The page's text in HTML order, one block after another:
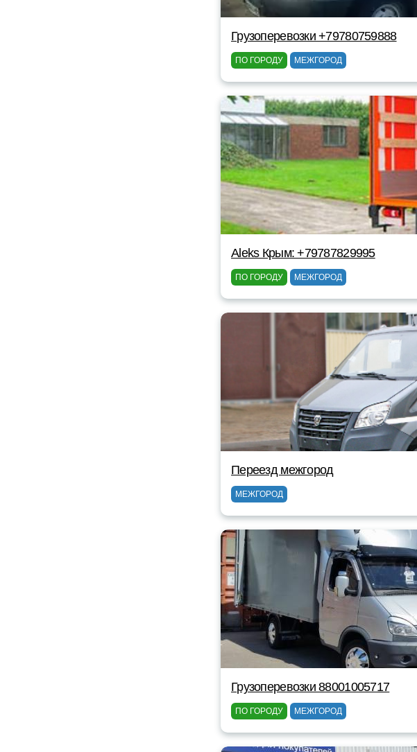
Грузоперевозки +79780759888
ПО ГОРОДУ МЕЖГОРОД
Aleks Крым: +79787829995
ПО ГОРОДУ МЕЖГОРОД
Переезд межгород
МЕЖГОРОД
Грузоперевозки 88001005717
ПО ГОРОДУ МЕЖГОРОД